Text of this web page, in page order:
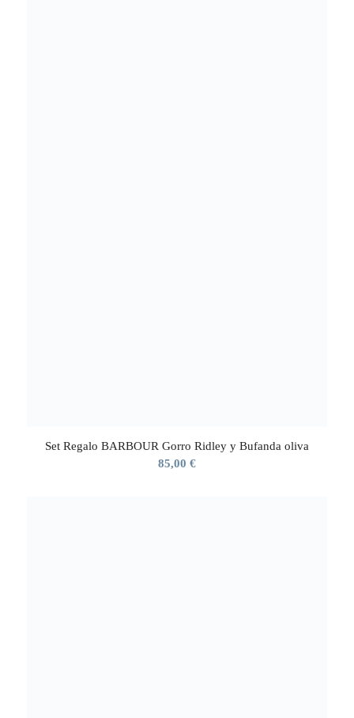
Set Regalo BARBOUR Gorro Ridley y Bufanda oliva
85,00 €